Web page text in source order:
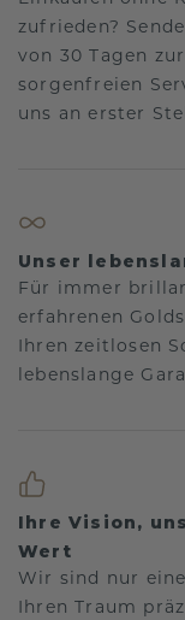
zufrieden?
von 30 Tagen
sorgenfreien
uns an erster
Unser
Für immer
erfahrenen
Ihren zeitlosen
lebenslange
Ihre Vision,
Wert
Wir sind nur
Ihren Traum